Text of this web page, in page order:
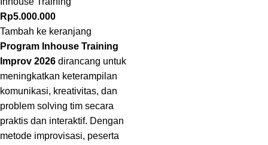
Rp5.000.000
Tambah ke keranjang
Program Inhouse Training
Improv 2026 dirancang untuk
meningkatkan keterampilan
komunikasi, kreativitas, dan
problem solving tim secara
praktis dan interaktif. Dengan
metode improvisasi, peserta